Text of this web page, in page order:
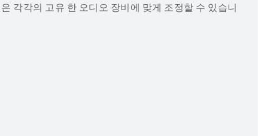
각각의 고유 한 오디오 장비에 맞게 조정할 수 있습니